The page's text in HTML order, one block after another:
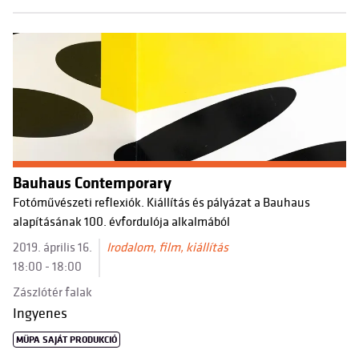
Bauhaus Contemporary
Fotóművészeti reflexiók. Kiállítás és pályázat a Bauhaus
alapításának 100. évfordulója alkalmából
2019. április 16.
18:00 - 18:00
Irodalom, film, kiállítás
Zászlótér falak
Ingyenes
MÜPA SAJÁT PRODUKCIÓ